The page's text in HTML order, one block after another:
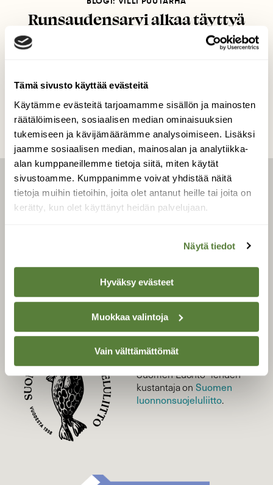
Tämä sivusto käyttää evästeitä
Käytämme evästeitä tarjoamamme sisällön ja mainosten
räätälöimiseen, sosiaalisen median ominaisuuksien
tukemiseen ja kävijämäärämme analysoimiseen. Lisäksi
jaamme sosiaalisen median, mainosalan ja analytiikka-
alan kumppaneillemme tietoja siitä, miten käytät
sivustoamme. Kumppanimme voivat yhdistää näitä
tietoja muihin tietoihin, joita olet antanut heille tai joita on
kerätty, kun olet käyttänyt heidän palvelujaan.
Näytä tiedot
Hyväksy evästeet
Muokkaa valintoja
Vain välttämättömät
Runsaudensarvi alkaa täyttyä
LEHTI
Uusin lehti
Tilaa digilukuoikeus
Äänestä parasta juttua
Tilaa uutiskirje
SUOMEN LUONNON­
SUOJELU­LIITTO
Suomen Luonto -lehden
kustantaja onSuomen
luonnonsuojelu­liitto.